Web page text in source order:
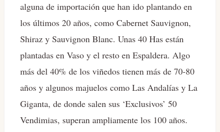
alguna de importación que han ido plantando en
los últimos 20 años, como Cabernet Sauvignon,
Shiraz y Sauvignon Blanc. Unas 40 Has están
plantadas en Vaso y el resto en Espaldera. Algo
más del 40% de los viñedos tienen más de 70-80
años y algunos majuelos como Las Andalías y La
Giganta, de donde salen sus ‘Exclusivos’ 50
Vendimias, superan ampliamente los 100 años.